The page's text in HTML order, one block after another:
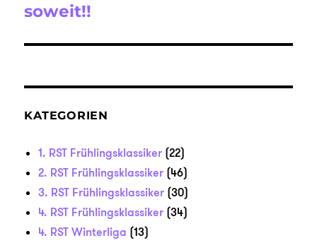
Beitrag:
soweit!!
KATEGORIEN
1. RST Frühlingsklassiker (22)
2. RST Frühlingsklassiker (46)
3. RST Frühlingsklassiker (30)
4. RST Frühlingsklassiker (34)
4. RST Winterliga (13)